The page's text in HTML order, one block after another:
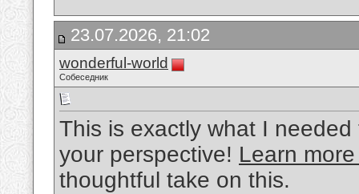
23.07.2026, 21:02
wonderful-world
Собеседник
This is exactly what I
your perspective! Learn
thoughtful take on this.